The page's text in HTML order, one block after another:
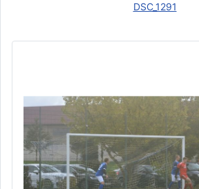
DSC_1291